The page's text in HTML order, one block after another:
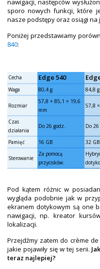
nawigacji, następców
sporo nowych funkcji, które
nasze podstępy oraz osiągi na
Poniżej przedstawiamy
840:
Cecha Edge 540
Waga 80,4 g 84,8 g
Rozmiar
57,8 × 85,1 × 19,6
mm
57,8
Czas
działania
Do 26 godz. Do
Pamięć 16 GB 32 GB
Sterowanie
Za pomocą
przycisków.
Pod kątem różnic w
wygląda podobnie jak w
ekranem dotykowym są one
nawigacji, np. kreator
lokalizacji.
Przejdźmy zatem do crème
jakie pojawiły się w tej serii.
teraz najlepiej?